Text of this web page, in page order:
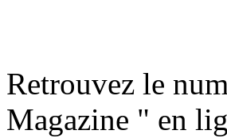
Retrouvez le
Magazine " en